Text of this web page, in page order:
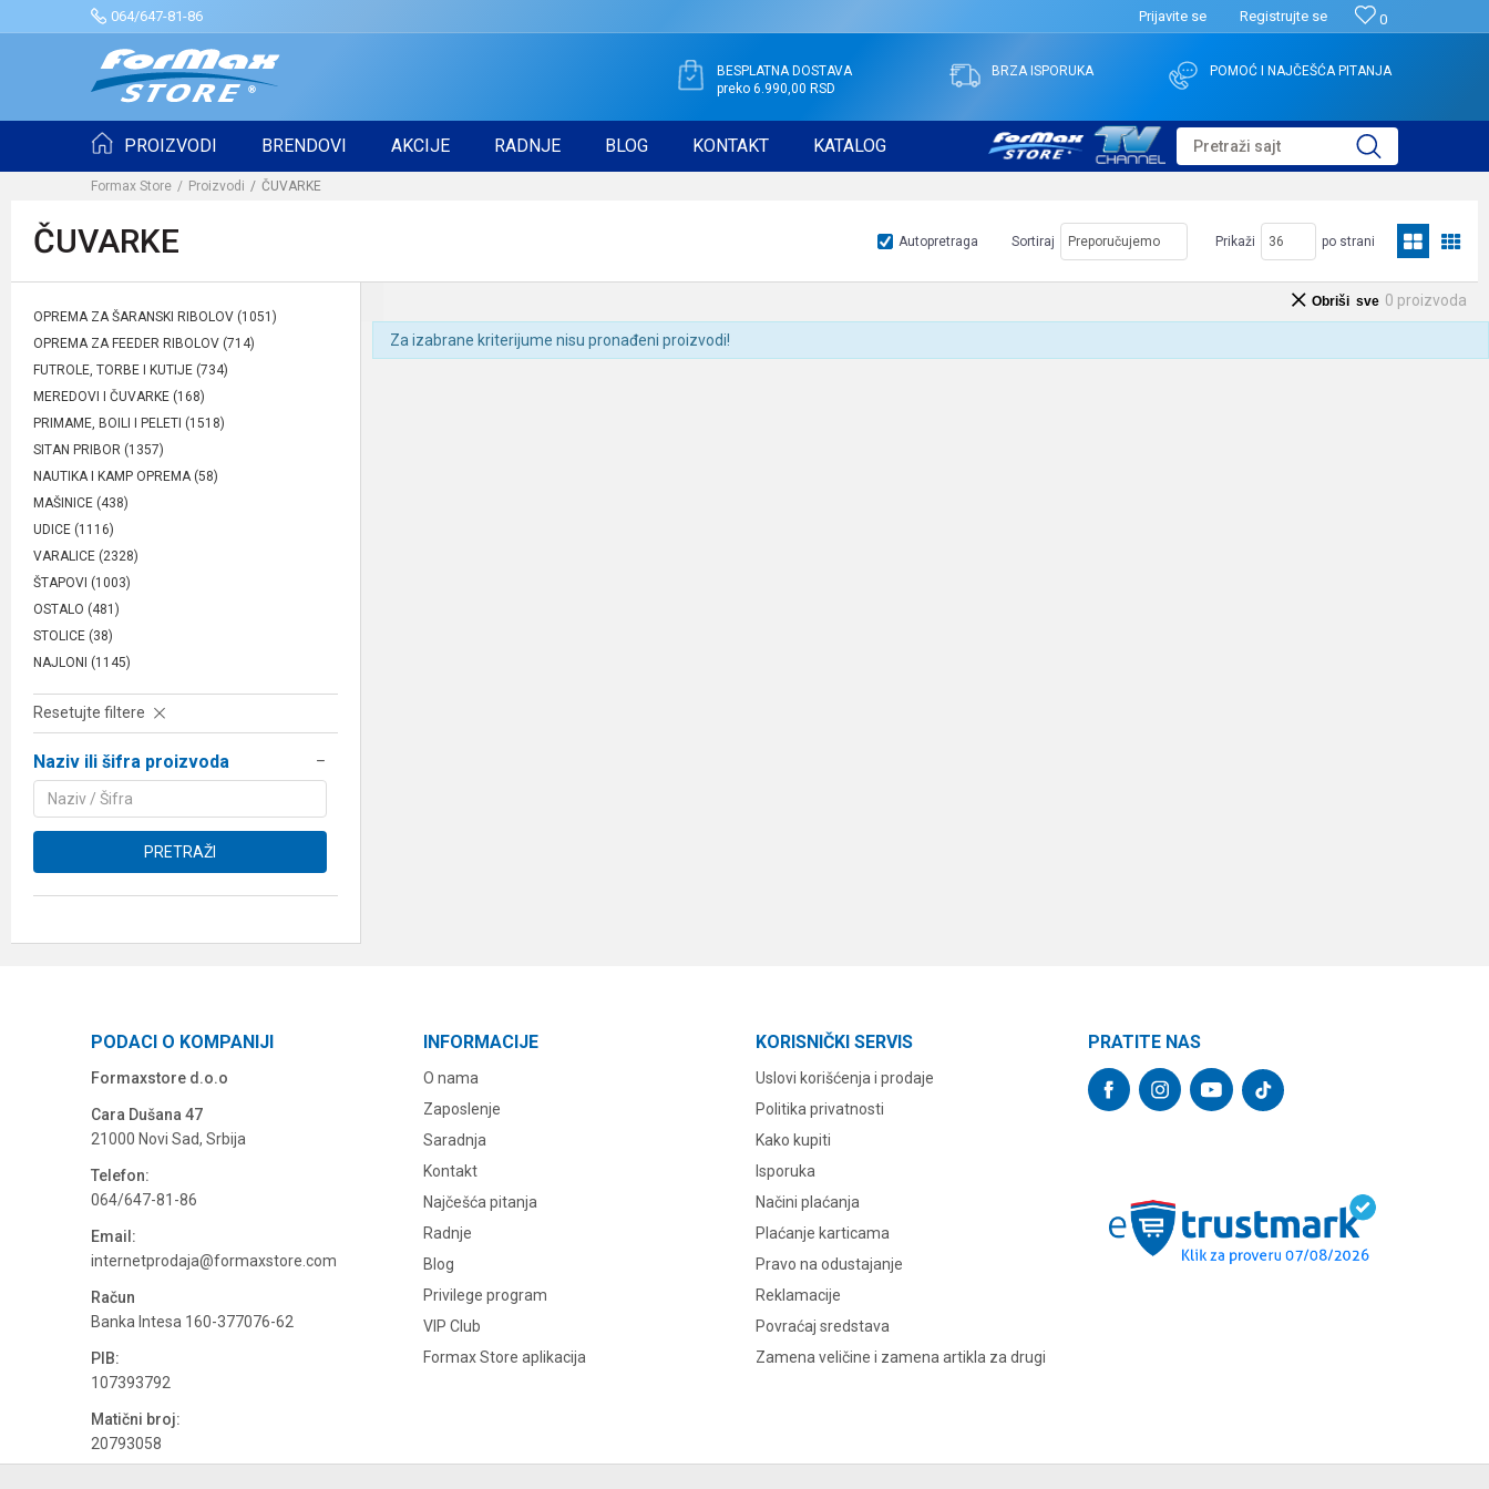
064/647-81-86 0
Prijavite se Registrujte se
BESPLATNA DOSTAVA
preko 6.990,00 RSD
BRZA ISPORUKA POMOĆ I NAJČEŠĆA PITANJA
PROIZVODI BRENDOVI AKCIJE RADNJE BLOG KONTAKT KATALOG Pretraži sajt
Formax Store Proizvodi ČUVARKE
ČUVARKE Autopretraga Sortiraj Prikaži po strani
OPREMA ZA ŠARANSKI RIBOLOV (1051)
OPREMA ZA FEEDER RIBOLOV (714)
FUTROLE, TORBE I KUTIJE (734)
MEREDOVI I ČUVARKE (168)
PRIMAME, BOILI I PELETI (1518)
SITAN PRIBOR (1357)
NAUTIKA I KAMP OPREMA (58)
MAŠINICE (438)
UDICE (1116)
VARALICE (2328)
ŠTAPOVI (1003)
OSTALO (481)
STOLICE (38)
NAJLONI (1145)
Resetujte filtere
Naziv ili šifra proizvoda
PRETRAŽI
0 proizvoda
Obriši sve
Za izabrane kriterijume nisu pronađeni proizvodi!
PODACI O KOMPANIJI
Formaxstore d.o.o
Cara Dušana 47
21000 Novi Sad, Srbija
Telefon:
064/647-81-86
Email:
internetprodaja@formaxstore.com
Račun
Banka Intesa 160-377076-62
PIB:
107393792
Matični broj:
20793058
INFORMACIJE
O nama
Zaposlenje
Saradnja
Kontakt
Najčešća pitanja
Radnje
Blog
Privilege program
VIP Club
Formax Store aplikacija
KORISNIČKI SERVIS
Uslovi korišćenja i prodaje
Politika privatnosti
Kako kupiti
Isporuka
Načini plaćanja
Plaćanje karticama
Pravo na odustajanje
Reklamacije
Povraćaj sredstava
Zamena veličine i zamena artikla za drugi
PRATITE NAS